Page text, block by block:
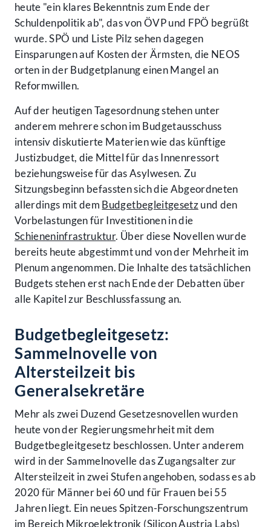
heute "ein klares Bekenntnis zum Ende der
Schuldenpolitik ab", das von ÖVP und FPÖ begrüßt
wurde. SPÖ und Liste Pilz sehen dagegen
Einsparungen auf Kosten der Ärmsten, die NEOS
orten in der Budgetplanung einen Mangel an
Reformwillen.
Auf der heutigen Tagesordnung stehen unter
anderem mehrere schon im Budgetausschuss
intensiv diskutierte Materien wie das künftige
Justizbudget, die Mittel für das Innenressort
beziehungsweise für das Asylwesen. Zu
Sitzungsbeginn befassten sich die Abgeordneten
allerdings mit dem Budgetbegleitgesetzund den
Vorbelastungen für Investitionen in die
Schieneninfrastruktur. Über diese Novellen wurde
bereits heute abgestimmt und von der Mehrheit im
Plenum angenommen. Die Inhalte des tatsächlichen
Budgets stehen erst nach Ende der Debatten über
alle Kapitel zur Beschlussfassung an.
Budgetbegleitgesetz:
Sammelnovelle von
Altersteilzeit bis
Generalsekretäre
Mehr als zwei Duzend Gesetzesnovellen wurden
heute von der Regierungsmehrheit mit dem
Budgetbegleitgesetz beschlossen. Unter anderem
wird in der Sammelnovelle das Zugangsalter zur
Altersteilzeit in zwei Stufen angehoben, sodass es ab
2020 für Männer bei 60 und für Frauen bei 55
Jahren liegt. Ein neues Spitzen-Forschungszentrum
im Bereich Mikroelektronik (Silicon Austria Labs)